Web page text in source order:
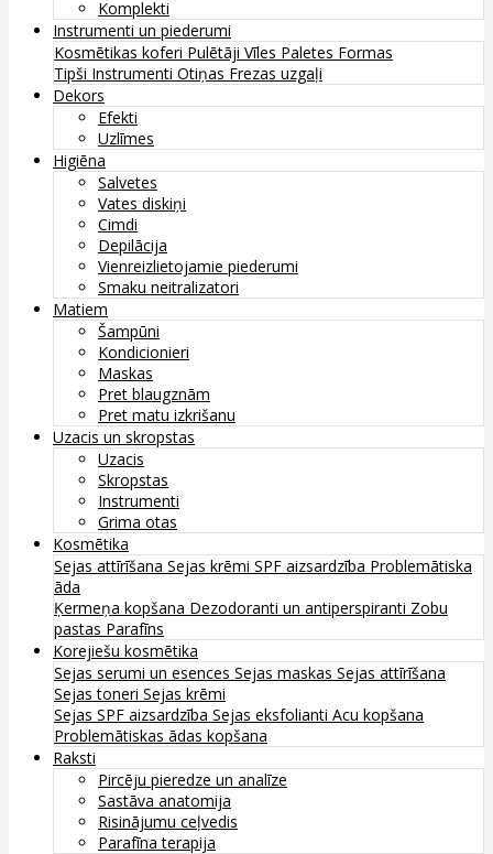
Komplekti
Instrumenti un piederumi
Kosmētikas koferi Pulētāji Vīles Paletes Formas
Tipši Instrumenti Otiņas Frezas uzgaļi
Dekors
Efekti
Uzlīmes
Higiēna
Salvetes
Vates diskiņi
Cimdi
Depilācija
Vienreizlietojamie piederumi
Smaku neitralizatori
Matiem
Šampūni
Kondicionieri
Maskas
Pret blaugznām
Pret matu izkrišanu
Uzacis un skropstas
Uzacis
Skropstas
Instrumenti
Grima otas
Kosmētika
Sejas attīrīšana Sejas krēmi SPF aizsardzība Problemātiska
āda
Ķermeņa kopšana Dezodoranti un antiperspiranti Zobu
pastas Parafīns
Korejiešu kosmētika
Sejas serumi un esences Sejas maskas Sejas attīrīšana
Sejas toneri Sejas krēmi
Sejas SPF aizsardzība Sejas eksfolianti Acu kopšana
Problemātiskas ādas kopšana
Raksti
Pircēju pieredze un analīze
Sastāva anatomija
Risinājumu ceļvedis
Parafīna terapija